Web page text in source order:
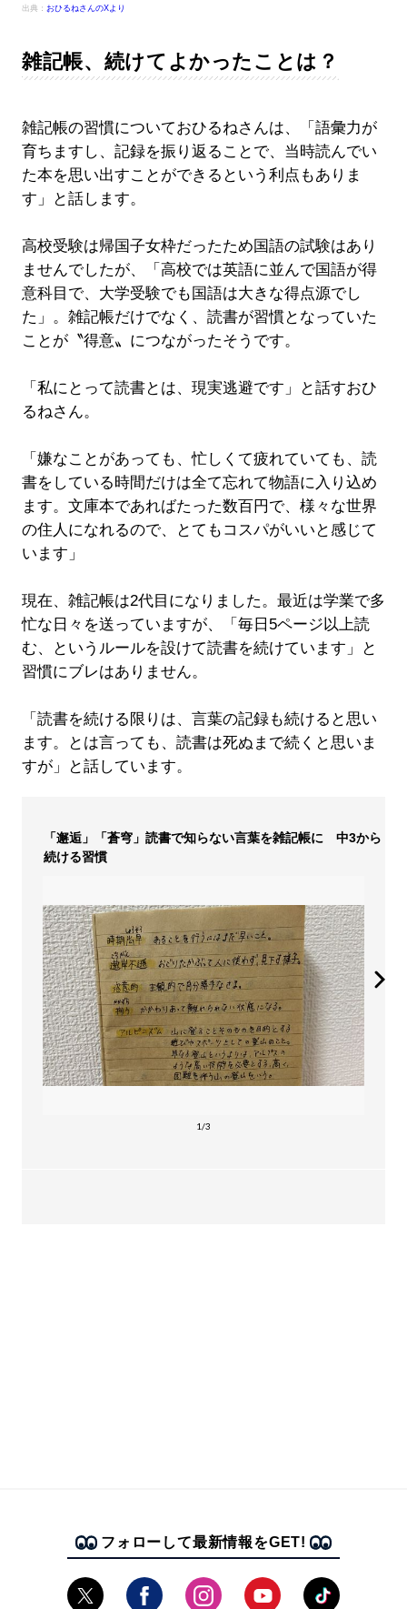
出典： おひるねさんのXより
雑記帳、続けてよかったことは？
雑記帳の習慣についておひるねさんは、「語彙力が
育ちますし、記録を振り返ることで、当時読んでい
た本を思い出すことができるという利点もありま
す」と話します。
高校受験は帰国子女枠だったため国語の試験はあり
ませんでしたが、「高校では英語に並んで国語が得
意科目で、大学受験でも国語は大きな得点源でし
た」。雑記帳だけでなく、読書が習慣となっていた
ことが〝得意〟につながったそうです。
「私にとって読書とは、現実逃避です」と話すおひ
るねさん。
「嫌なことがあっても、忙しくて疲れていても、読
書をしている時間だけは全て忘れて物語に入り込め
ます。文庫本であればたった数百円で、様々な世界
の住人になれるので、とてもコスパがいいと感じて
います」
現在、雑記帳は2代目になりました。最近は学業で多
忙な日々を送っていますが、「毎日5ページ以上読
む、というルールを設けて読書を続けています」と
習慣にブレはありません。
「読書を続ける限りは、言葉の記録も続けると思い
ます。とは言っても、読書は死ぬまで続くと思いま
すが」と話しています。
「邂逅」「蒼穹」読書で知らない言葉を雑記帳に 中3から
続ける習慣
1/3
フォローして最新情報をGET!